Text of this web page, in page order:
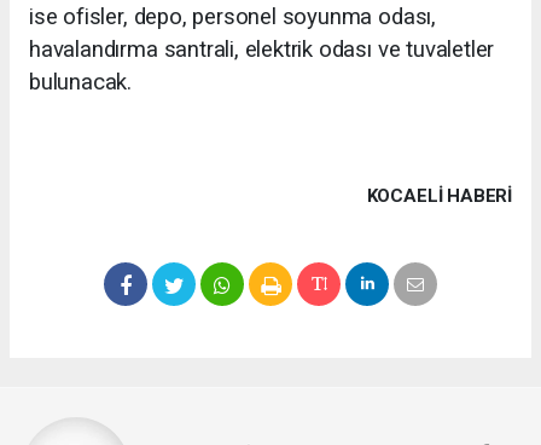
ise ofisler, depo, personel soyunma odası,
havalandırma santrali, elektrik odası ve tuvaletler
bulunacak.
KOCAELI HABERİ